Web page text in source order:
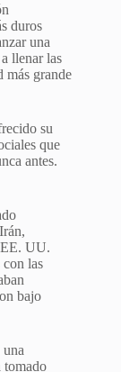
duros
una
llenar las
más grande
su
que
antes.
EE. UU.
con las
bajo
tomado